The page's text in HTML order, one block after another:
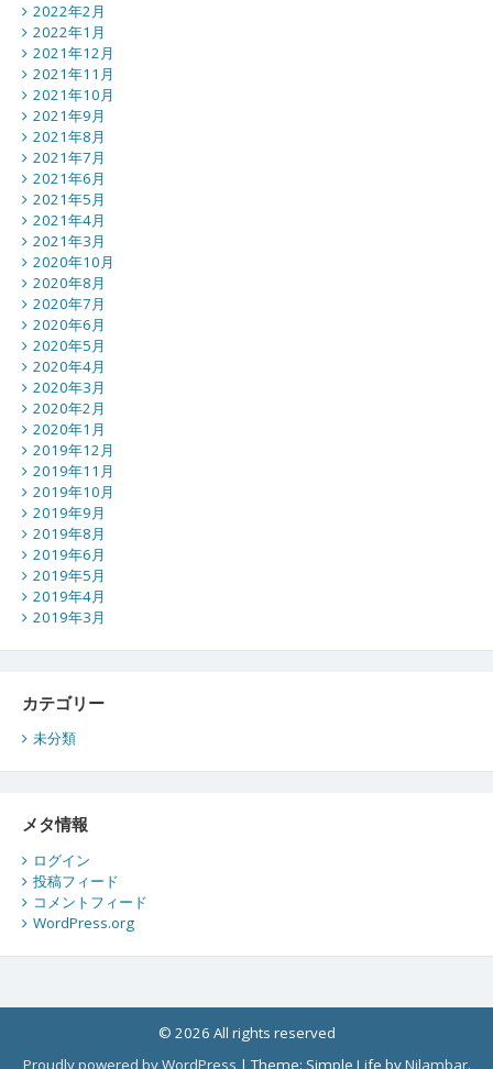
2022年2月
2022年1月
2021年12月
2021年11月
2021年10月
2021年9月
2021年8月
2021年7月
2021年6月
2021年5月
2021年4月
2021年3月
2020年10月
2020年8月
2020年7月
2020年6月
2020年5月
2020年4月
2020年3月
2020年2月
2020年1月
2019年12月
2019年11月
2019年10月
2019年9月
2019年8月
2019年6月
2019年5月
2019年4月
2019年3月
カテゴリー
未分類
メタ情報
ログイン
投稿フィード
コメントフィード
WordPress.org
© 2026 All rights reserved
Proudly powered by WordPress |Theme: Simple Life byNilambar.